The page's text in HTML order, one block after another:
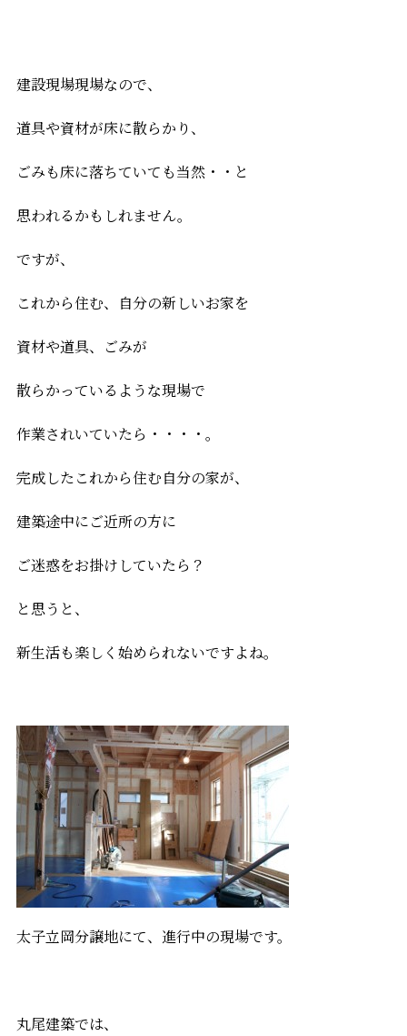
建設現場現場なので、
道具や資材が床に散らかり、
ごみも床に落ちていても当然・・と
思われるかもしれません。
ですが、
これから住む、自分の新しいお家を
資材や道具、ごみが
散らかっているような現場で
作業されいていたら・・・・。
完成したこれから住む自分の家が、
建築途中にご近所の方に
ご迷惑をお掛けしていたら？
と思うと、
新生活も楽しく始められないですよね。
太子立岡分譲地にて、進行中の現場です。
丸尾建築では、